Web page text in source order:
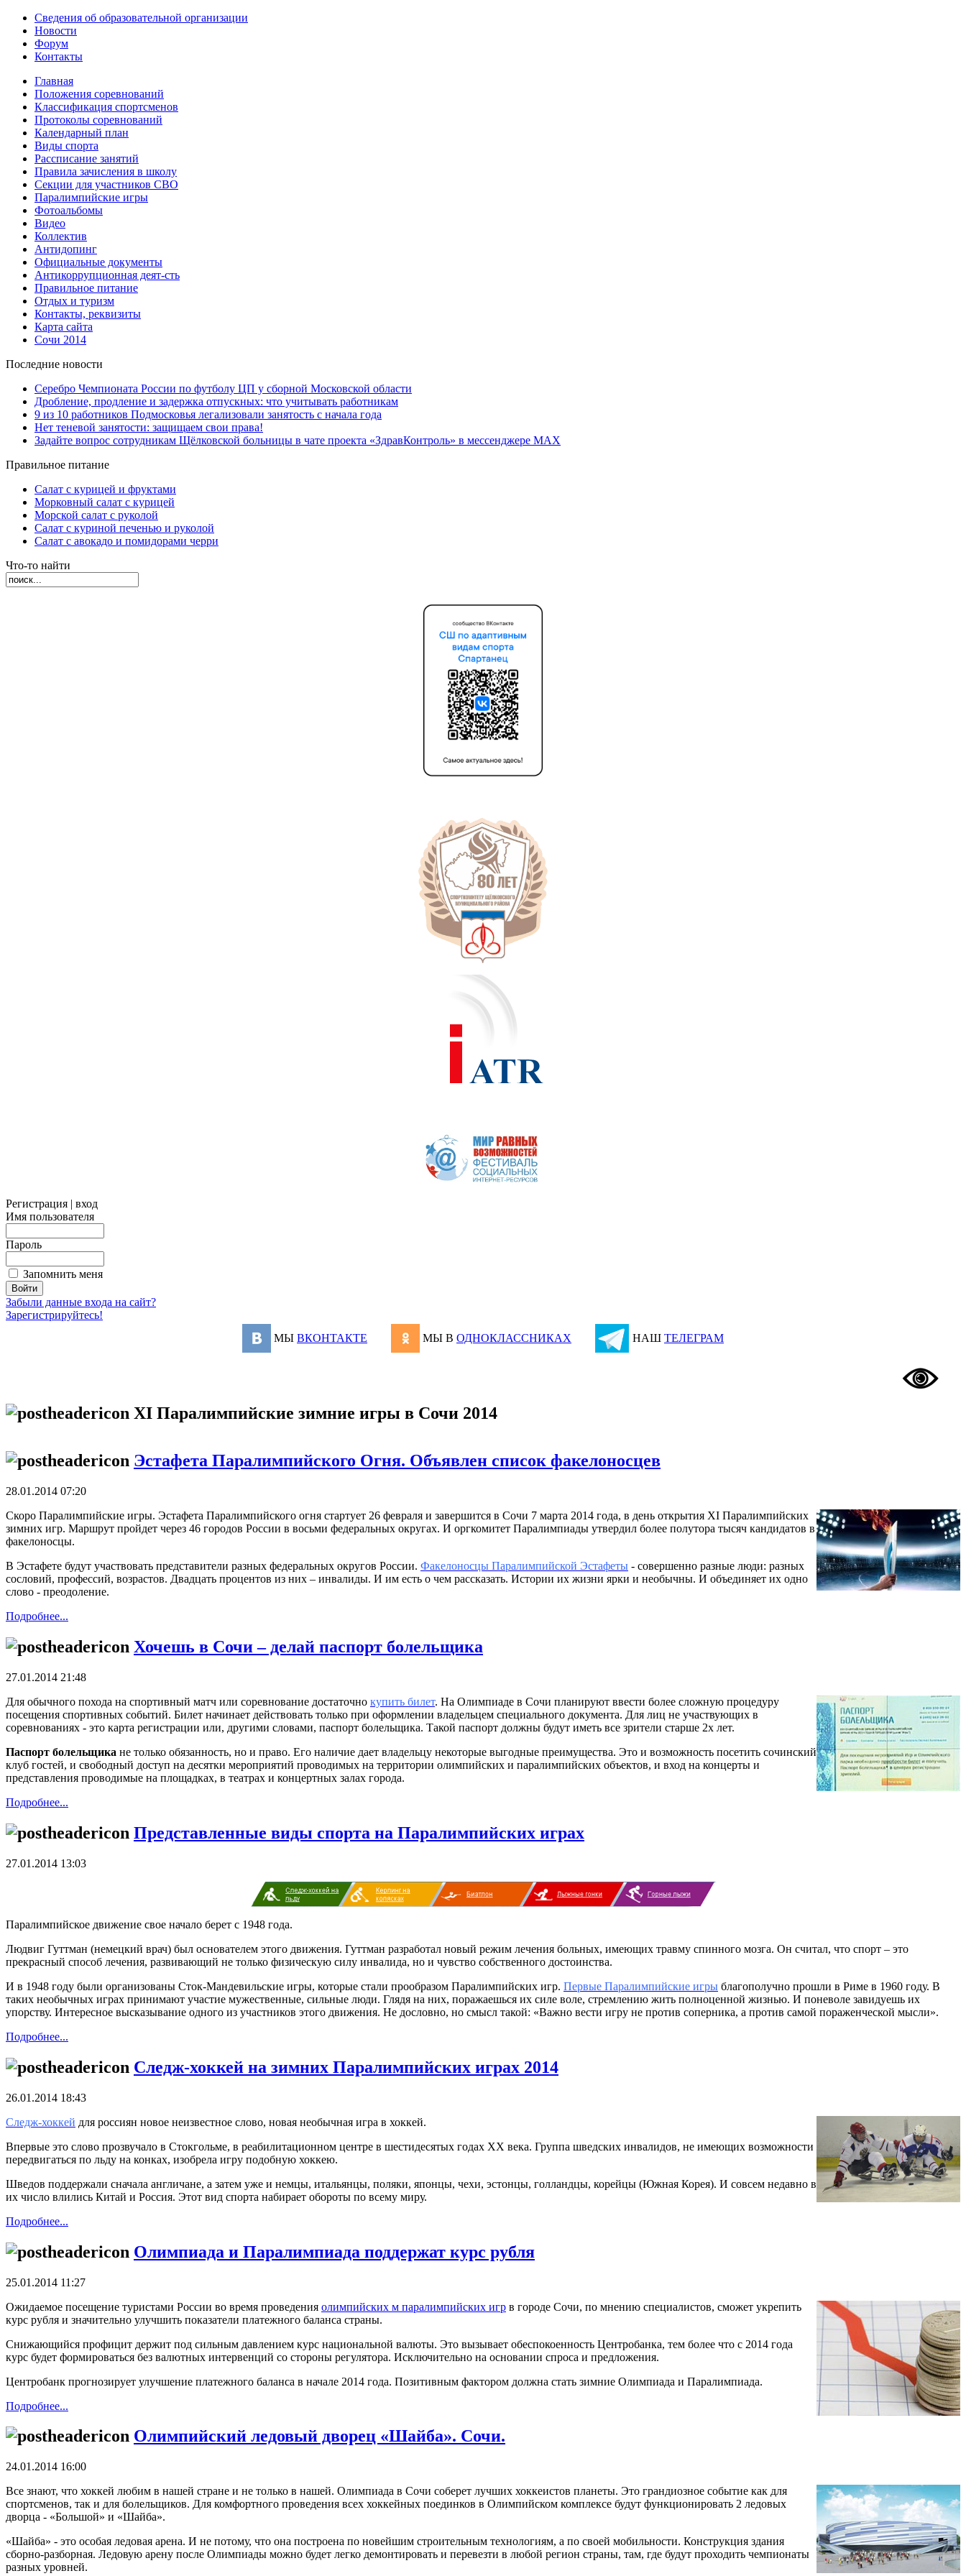
Сведения об образовательной организации
Новости
Форум
Контакты
Главная
Положения соревнований
Классификация спортсменов
Протоколы соревнований
Календарный план
Виды спорта
Рассписание занятий
Правила зачисления в школу
Секции для участников СВО
Паралимпийские игры
Фотоальбомы
Видео
Коллектив
Антидопинг
Официальные документы
Антикоррупционная деят-сть
Правильное питание
Отдых и туризм
Контакты, реквизиты
Карта сайта
Сочи 2014
Последние новости
Серебро Чемпионата России по футболу ЦП у сборной Московской области
Дробление, продление и задержка отпускных: что учитывать работникам
9 из 10 работников Подмосковья легализовали занятость с начала года
Нет теневой занятости: защищаем свои права!
Задайте вопрос сотрудникам Щёлковской больницы в чате проекта «ЗдравКонтроль» в мессенджере МАХ
Правильное питание
Салат с курицей и фруктами
Морковный салат с курицей
Морской салат с руколой
Салат с куриной печенью и руколой
Салат с авокадо и помидорами черри
Что-то найти
Регистрация | вход
Имя пользователя
Пароль
Запомнить меня
Забыли данные входа на сайт?
Зарегистрируйтесь!
МЫ ВКОНТАКТЕ МЫ В ОДНОКЛАССНИКАХ НАШ ТЕЛЕГРАМ
XI Паралимпийские зимние игры в Сочи 2014
Эстафета Паралимпийского Огня. Объявлен список факелоносцев
28.01.2014 07:20
Скоро Паралимпийские игры. Эстафета Паралимпийского огня стартует 26 февраля и завершится в Сочи 7 марта 2014 года, в день открытия XI Паралимпийских
зимних игр. Маршрут пройдет через 46 городов России в восьми федеральных округах. И оргкомитет Паралимпиады утвердил более полутора тысяч кандидатов в
факелоносцы.
В Эстафете будут участвовать представители разных федеральных округов России. Факелоносцы Паралимпийской Эстафеты - совершенно разные люди: разных
сословий, профессий, возрастов. Двадцать процентов из них – инвалиды. И им есть о чем рассказать. Истории их жизни ярки и необычны. И объединяет их одно
слово - преодоление.
Подробнее...
Хочешь в Сочи – делай паспорт болельщика
27.01.2014 21:48
Для обычного похода на спортивный матч или соревнование достаточно купить билет. На Олимпиаде в Сочи планируют ввести более сложную процедуру
посещения спортивных событий. Билет начинает действовать только при оформлении владельцем специального документа. Для лиц не участвующих в
соревнованиях - это карта регистрации или, другими словами, паспорт болельщика. Такой паспорт должны будут иметь все зрители старше 2х лет.
Паспорт болельщика не только обязанность, но и право. Его наличие дает владельцу некоторые выгодные преимущества. Это и возможность посетить сочинский
клуб гостей, и свободный доступ на десятки мероприятий проводимых на территории олимпийских и паралимпийских объектов, и вход на концерты и
представления проводимые на площадках, в театрах и концертных залах города.
Подробнее...
Представленные виды спорта на Паралимпийских играх
27.01.2014 13:03
Паралимпийское движение свое начало берет с 1948 года.
Людвиг Гуттман (немецкий врач) был основателем этого движения. Гуттман разработал новый режим лечения больных, имеющих травму спинного мозга. Он считал, что спорт – это
прекрасный способ лечения, развивающий не только физическую силу инвалида, но и чувство собственного достоинства.
И в 1948 году были организованы Сток-Мандевильские игры, которые стали прообразом Паралимпийских игр. Первые Паралимпийские игры благополучно прошли в Риме в 1960 году. В
таких необычных играх принимают участие мужественные, сильные люди. Глядя на них, поражаешься их силе воле, стремлению жить полноценной жизнью. И поневоле завидуешь их
упорству. Интересное высказывание одного из участников этого движения. Не дословно, но смысл такой: «Важно вести игру не против соперника, а против самой пораженческой мысли».
Подробнее...
Следж-хоккей на зимних Паралимпийских играх 2014
26.01.2014 18:43
Следж-хоккей для россиян новое неизвестное слово, новая необычная игра в хоккей.
Впервые это слово прозвучало в Стокгольме, в реабилитационном центре в шестидесятых годах ХХ века. Группа шведских инвалидов, не имеющих возможности
передвигаться по льду на конках, изобрела игру подобную хоккею.
Шведов поддержали сначала англичане, а затем уже и немцы, итальянцы, поляки, японцы, чехи, эстонцы, голландцы, корейцы (Южная Корея). И совсем недавно в
их число влились Китай и Россия. Этот вид спорта набирает обороты по всему миру.
Подробнее...
Олимпиада и Паралимпиада поддержат курс рубля
25.01.2014 11:27
Ожидаемое посещение туристами России во время проведения олимпийских м паралимпийских игр в городе Сочи, по мнению специалистов, сможет укрепить
курс рубля и значительно улучшить показатели платежного баланса страны.
Снижающийся профицит держит под сильным давлением курс национальной валюты. Это вызывает обеспокоенность Центробанка, тем более что с 2014 года
курс будет формироваться без валютных интервенций со стороны регулятора. Исключительно на основании спроса и предложения.
Центробанк прогнозирует улучшение платежного баланса в начале 2014 года. Позитивным фактором должна стать зимние Олимпиада и Паралимпиада.
Подробнее...
Олимпийский ледовый дворец «Шайба». Сочи.
24.01.2014 16:00
Все знают, что хоккей любим в нашей стране и не только в нашей. Олимпиада в Сочи соберет лучших хоккеистов планеты. Это грандиозное событие как для
спортсменов, так и для болельщиков. Для комфортного проведения всех хоккейных поединков в Олимпийском комплексе будут функционировать 2 ледовых
дворца - «Большой» и «Шайба».
«Шайба» - это особая ледовая арена. И не потому, что она построена по новейшим строительным технологиям, а по своей мобильности. Конструкция здания
сборно-разборная. Ледовую арену после Олимпиады можно будет легко демонтировать и перевезти в любой регион страны, там, где будут проходить чемпионаты
разных уровней.